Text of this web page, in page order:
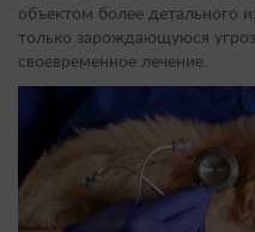
объектом более детального
только зарождающуюся
своевременное лечение.